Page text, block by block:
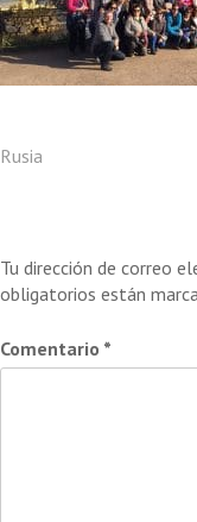
Navegación
Rusia
Tu dirección de correo
obligatorios están
Comentario *